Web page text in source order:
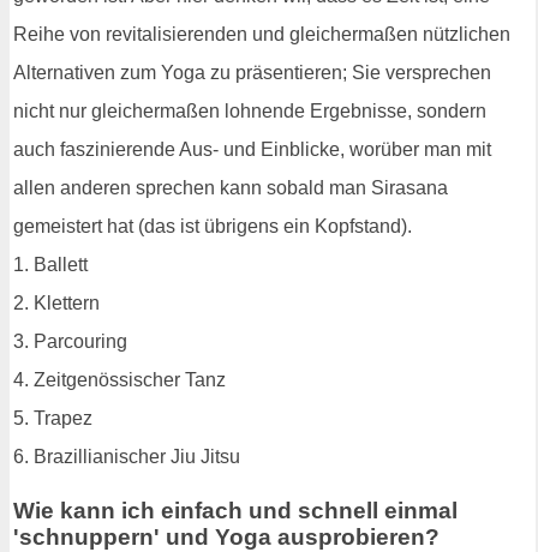
Reihe von revitalisierenden und gleichermaßen nützlichen
Alternativen zum Yoga zu präsentieren; Sie versprechen
nicht nur gleichermaßen lohnende Ergebnisse, sondern
auch faszinierende Aus- und Einblicke, worüber man mit
allen anderen sprechen kann sobald man Sirasana
gemeistert hat (das ist übrigens ein Kopfstand).
1. Ballett
2. Klettern
3. Parcouring
4. Zeitgenössischer Tanz
5. Trapez
6. Brazillianischer Jiu Jitsu
Wie kann ich einfach und schnell einmal
'schnuppern' und Yoga ausprobieren?